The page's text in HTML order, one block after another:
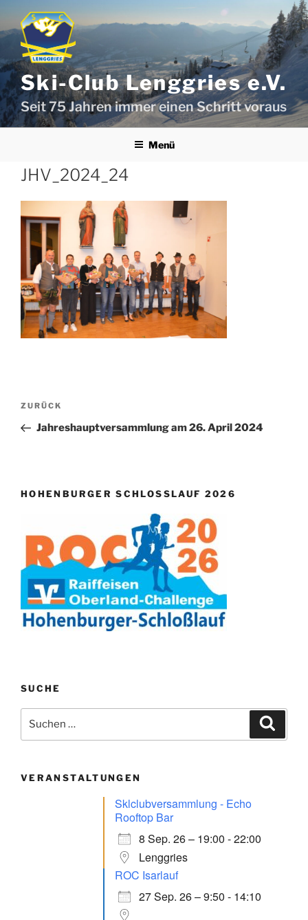
Inhalt
springen
Ski-Club Lenggries e.V.
Seit 75 Jahren immer einen Schritt voraus
Menü
JHV_2024_24
Beitragsnavigation
Vorheriger
Beitrag
ZURÜCK
Jahreshauptversammlung am 26. April 2024
HOHENBURGER SCHLOSSLAUF 2026
SUCHE
nach:
VERANSTALTUNGEN
Sklclubversammlung - Echo
Rooftop Bar
8 Sep. 26 – 19:00 - 22:00
Lenggries
ROC Isarlauf
27 Sep. 26 – 9:50 - 14:10